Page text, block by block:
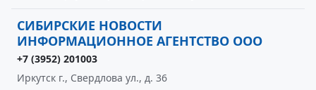
СИБИРСКИЕ НОВОСТИ
ИНФОРМАЦИОННОЕ АГЕНТСТВО ООО
+7 (3952) 201003
Иркутск г., Свердлова ул., д. 36